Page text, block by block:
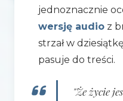
jednoznacznie
wersję audioz
strzał w
pasuje do treści.
"Że życie